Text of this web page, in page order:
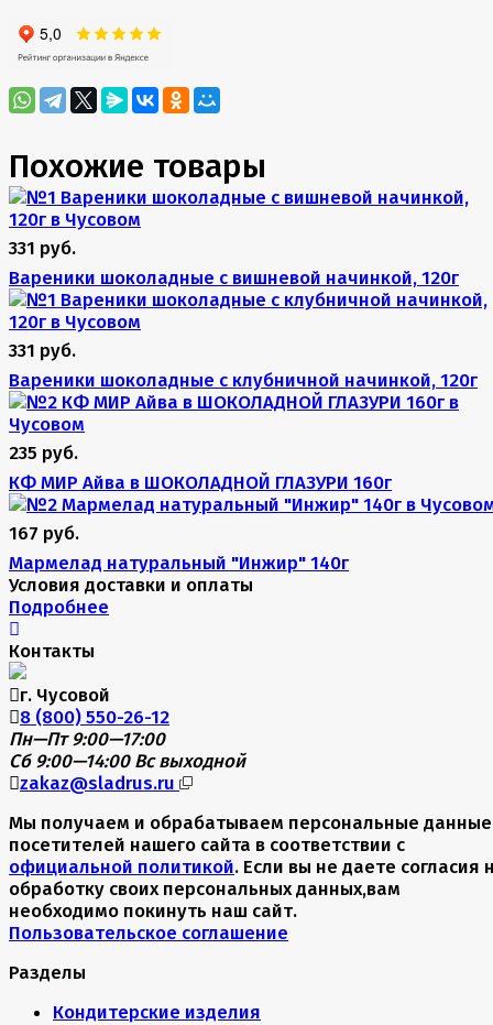
Похожие товары
331 руб.
Вареники шоколадные с вишневой начинкой, 120г
331 руб.
Вареники шоколадные с клубничной начинкой, 120г
235 руб.
КФ МИР Айва в ШОКОЛАДНОЙ ГЛАЗУРИ 160г
167 руб.
Мармелад натуральный "Инжир" 140г
Условия доставки и оплаты
Подробнее
Контакты
г. Чусовой
8 (800) 550-26-12
Пн—Пт 9:00—17:00
Сб 9:00—14:00 Вс выходной
zakaz@sladrus.ru
Мы получаем и обрабатываем персональные данные
посетителей нашего сайта в соответствии с
официальной политикой. Если вы не даете согласия
обработку своих персональных данных,вам
необходимо покинуть наш сайт.
Пользовательское соглашение
Разделы
Кондитерские изделия